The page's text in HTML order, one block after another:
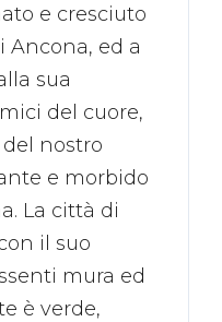
e cresciuto
Ancona, ed a
sua
del cuore,
nostro
e morbido
La città di
il suo
mura ed
è verde,